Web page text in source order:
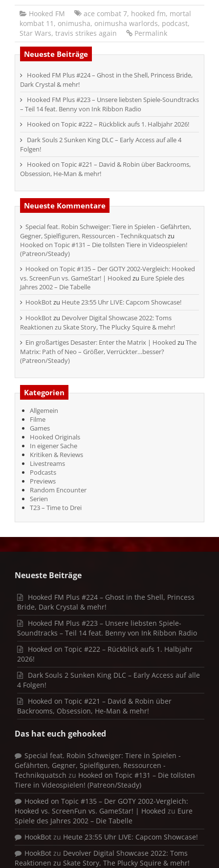
Hooked FM ace combat 7, hooked fm, mortal
kombat 11 , onimusha, onimusha warlords, podcast,
Star Wars, travis strikes again Permalink
Neueste Beiträge
Hooked FM Plus #224 – Ghost in the Shell, Princess Bride,
Dark Crystal & mehr!
Hooked FM Plus #223 – Unsere liebsten Spiele-Soundtracks
– Teil 14 feat. Benny von Ink Ribbon Radio
Hooked on Topic #222 – Rückblick aufs 1. Halbjahr 2026!
Dark Souls 2 Sunken King DLC – Early Access auf alle 4
Folgen!
Hooked on Topic #221 – David & Robin über Backrooms,
Obsession, He-Man & mehr!
Neueste Kommentare
Special feat. Robin Schweiger: Tiere in Spielen - Gefährten,
Gegner, Spielfiguren, Ressourcen - Technikquatsch zu
Hooked on Topic #131 – Die tollsten Tiere in Videospielen!
(Patreon/Steady)
Hooked on Topic #135 – Der GOTY 2002-Vergleich: Hooked
vs. ScreenFun vs. GameStar! | Hooked zu Eure Spiele des
Jahres 2002 – Die Tabelle
HookBotzu Heute 23:55 Uhr LIVE: Capcom Showcase!
HookBotzu Devolver Digital Showcase 2022: Toms
Reaktionen zu Skate Story, The Plucky Squire & mehr!
Ein großartiges Desaster: Enter the Matrix | Hooked zu The
Matrix: Path of Neo – Größer, Verrückter…besser?
(Patreon/Steady)
Kategorien
Allgemein
Filme
Games
Hooked Originals
In eigener Sache
Kritiken & Reviews
Livestreams
Podcasts
Previews
Random Encounter
Serien
T23 – Time to Drei
Neueste Beiträge
Hooked FM Plus #224 – Ghost in the Shell, Princess
Bride, Dark Crystal & mehr!
Hooked FM Plus #223 – Unsere liebsten Spiele-
Soundtracks – Teil 14 feat. Benny von Ink Ribbon Radio
Hooked on Topic #222 – Rückblick aufs 1. Halbjahr
2026!
Dark Souls 2 Sunken King DLC – Early Access auf alle
4 Folgen!
Hooked on Topic #221 – David & Robin über
Backrooms, Obsession, He-Man & mehr!
Das hat euch gehooked
Special feat. Robin Schweiger: Tiere in Spielen -
Gefährten, Gegner, Spielfiguren, Ressourcen -
Technikquatsch zu Hooked on Topic #131 – Die tollsten
Tiere in Videospielen! (Patreon/Steady)
Hooked on Topic #135 – Der GOTY 2002-Vergleich:
Hooked vs. ScreenFun vs. GameStar! | Hooked zu Eure
Spiele des Jahres 2002 – Die Tabelle
HookBot zu Heute 23:55 Uhr LIVE: Capcom Showcase!
HookBot zu Devolver Digital Showcase 2022: Toms
Reaktionen zu Skate Story, The Plucky Squire & mehr!